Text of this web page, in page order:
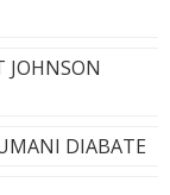
DIABATE